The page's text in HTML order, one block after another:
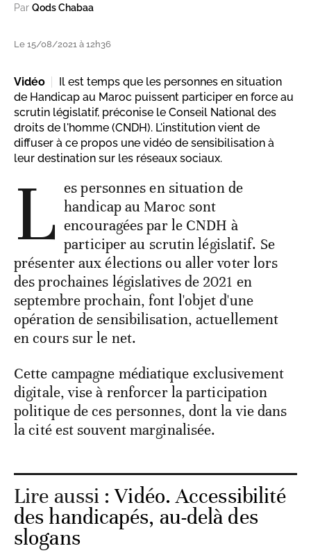
Par Qods Chabaa
Le 15/08/2021 à 12h36
Vidéo
Il est temps que les personnes en situation
de Handicap au Maroc puissent participer en force au
scrutin législatif, préconise le Conseil National des
droits de l'homme (CNDH). L'institution vient de
diffuser à ce propos une vidéo de sensibilisation à
leur destination sur les réseaux sociaux.
L es personnes en situation de
handicap au Maroc sont
encouragées par le CNDH à
participer au scrutin législatif. Se
présenter aux élections ou aller voter lors
des prochaines législatives de 2021 en
septembre prochain, font l'objet d'une
opération de sensibilisation, actuellement
en cours sur le net.
Cette campagne médiatique exclusivement
digitale, vise à renforcer la participation
politique de ces personnes, dont la vie dans
la cité est souvent marginalisée.
Lire aussi :Vidéo. Accessibilité
des handicapés, au-delà des
slogans